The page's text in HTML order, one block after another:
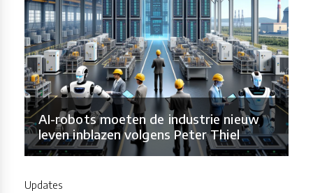
AI-robots moeten de industrie nieuw
leven inblazen volgens Peter Thiel
Updates